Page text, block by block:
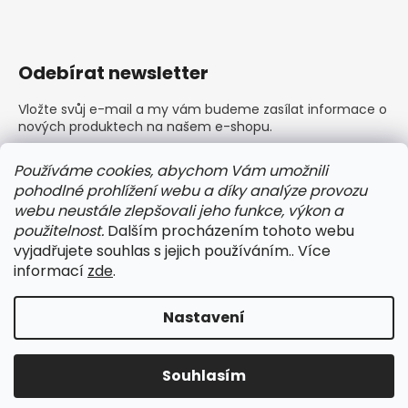
Používáme cookies, abychom Vám umožnili
pohodlné prohlížení webu a díky analýze provozu
webu neustále zlepšovali jeho funkce, výkon a
použitelnost. Dalším procházením tohoto webu
vyjadřujete souhlas s jejich používáním.. Více
informací zde.
Nastavení
Souhlasím
Odebírat newsletter
Vložte svůj e-mail a my vám budeme zasílat informace o
nových produktech na našem e-shopu.
Vložením e-mailu souhlasíte spodmínkami ochrany
osobních údajů
PŘIHLÁSIT SE
Copyright 2026BARLEY dámské a pánské prádlo.
Všechna práva vyhrazena.